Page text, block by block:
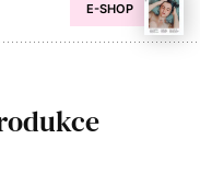
E-SHOP